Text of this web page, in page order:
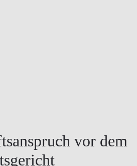
vor dem